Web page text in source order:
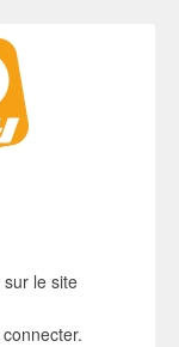
le site